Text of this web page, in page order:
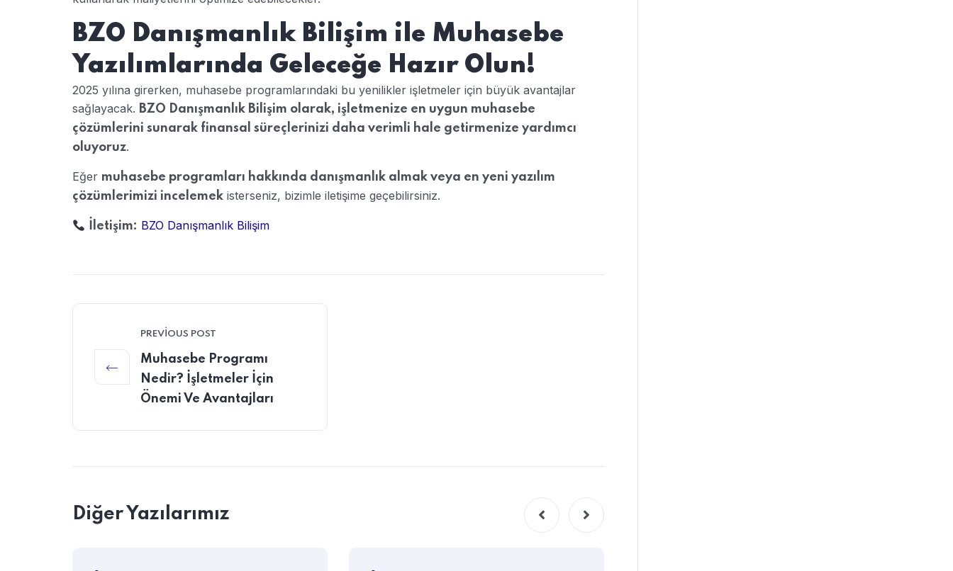
BZO Danışmanlık Bilişim ile Muhasebe
Yazılımlarında Geleceğe Hazır Olun!
2025 yılına girerken, muhasebe programlarındaki bu yenilikler işletmeler için büyük avantajlar
sağlayacak. BZO Danışmanlık Bilişim olarak, işletmenize en uygun muhasebe
çözümlerini sunarak finansal süreçlerinizi daha verimli hale getirmenize yardımcı
oluyoruz.
Eğer muhasebe programları hakkında danışmanlık almak veya en yeni yazılım
çözümlerimizi incelemek isterseniz, bizimle iletişime geçebilirsiniz.
İletişim: BZO Danışmanlık Bilişim
PREVIOUS POST
Muhasebe Programı
Nedir? İşletmeler İçin
Önemi Ve Avantajları
Diğer Yazılarımız